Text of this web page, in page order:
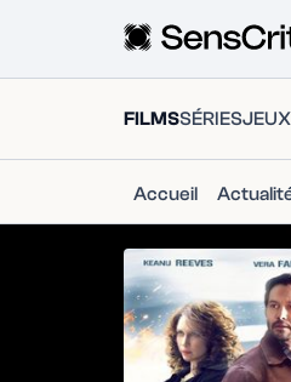
FILMSSÉRIES
Accueil